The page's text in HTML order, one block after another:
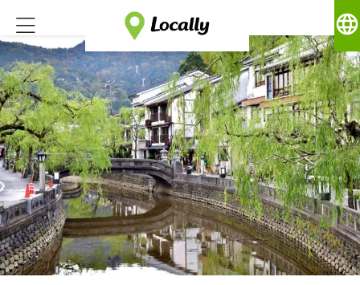
language